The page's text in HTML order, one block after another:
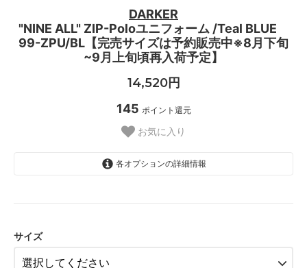
DARKER
"NINE ALL" ZIP-Poloユニフォーム /Teal BLUE
99-ZPU/BL【完売サイズは予約販売中※8月下旬
~9月上旬頃再入荷予定】
14,520円
145 ポイント還元
お気に入り
各オプションの詳細情報
サイズ